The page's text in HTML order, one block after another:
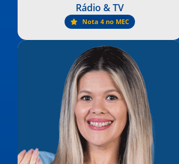
Rádio & TV
Nota 4 no MEC